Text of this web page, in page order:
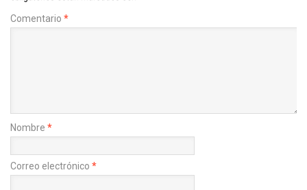
Comentario *
Nombre *
Correo electrónico *